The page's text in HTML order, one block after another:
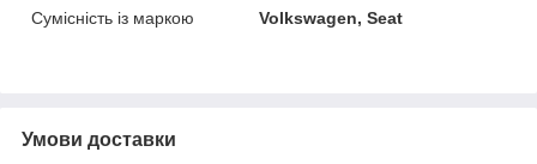
Сумісність із маркою
Volkswagen, Seat
Умови доставки